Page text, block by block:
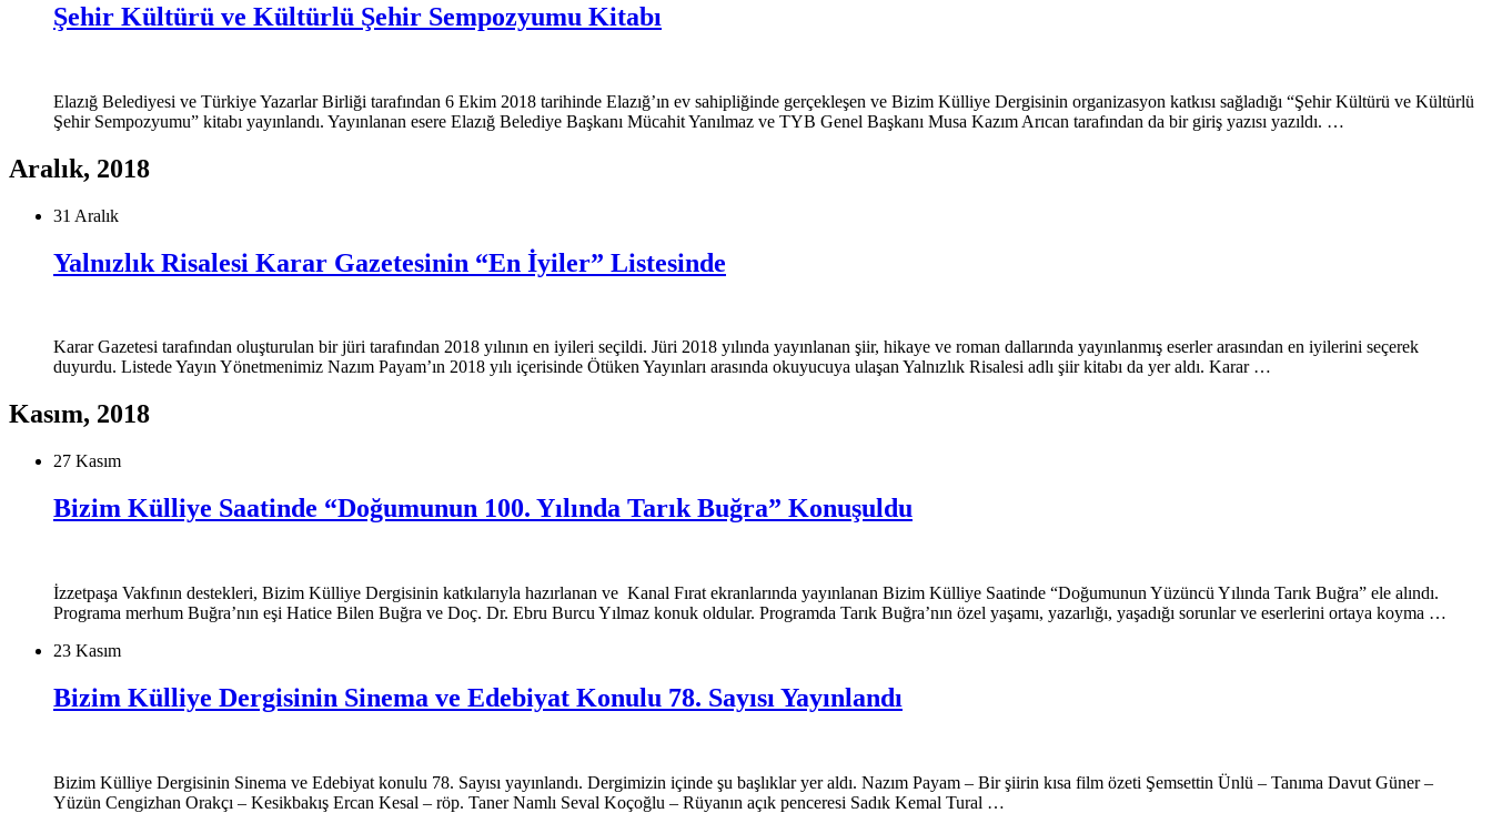
Şehir Kültürü ve Kültürlü Şehir Sempozyumu Kitabı
Elazığ Belediyesi ve Türkiye Yazarlar Birliği tarafından 6 Ekim 2018 tarihinde Elazığ’ın ev sahipliğinde gerçekleşen ve Bizim Külliye Dergisinin organizasyon katkısı sağladığı “Şehir Kültürü ve Kültürlü
Şehir Sempozyumu” kitabı yayınlandı. Yayınlanan esere Elazığ Belediye Başkanı Mücahit Yanılmaz ve TYB Genel Başkanı Musa Kazım Arıcan tarafından da bir giriş yazısı yazıldı. …
Aralık, 2018
31 Aralık
Yalnızlık Risalesi Karar Gazetesinin “En İyiler” Listesinde
Karar Gazetesi tarafından oluşturulan bir jüri tarafından 2018 yılının en iyileri seçildi. Jüri 2018 yılında yayınlanan şiir, hikaye ve roman dallarında yayınlanmış eserler arasından en iyilerini seçerek
duyurdu. Listede Yayın Yönetmenimiz Nazım Payam’ın 2018 yılı içerisinde Ötüken Yayınları arasında okuyucuya ulaşan Yalnızlık Risalesi adlı şiir kitabı da yer aldı. Karar …
Kasım, 2018
27 Kasım
Bizim Külliye Saatinde “Doğumunun 100. Yılında Tarık Buğra” Konuşuldu
İzzetpaşa Vakfının destekleri, Bizim Külliye Dergisinin katkılarıyla hazırlanan ve Kanal Fırat ekranlarında yayınlanan Bizim Külliye Saatinde “Doğumunun Yüzüncü Yılında Tarık Buğra” ele alındı.
Programa merhum Buğra’nın eşi Hatice Bilen Buğra ve Doç. Dr. Ebru Burcu Yılmaz konuk oldular. Programda Tarık Buğra’nın özel yaşamı, yazarlığı, yaşadığı sorunlar ve eserlerini ortaya koyma …
23 Kasım
Bizim Külliye Dergisinin Sinema ve Edebiyat Konulu 78. Sayısı Yayınlandı
Bizim Külliye Dergisinin Sinema ve Edebiyat konulu 78. Sayısı yayınlandı. Dergimizin içinde şu başlıklar yer aldı. Nazım Payam – Bir şiirin kısa film özeti Şemsettin Ünlü – Tanıma Davut Güner –
Yüzün Cengizhan Orakçı – Kesikbakış Ercan Kesal – röp. Taner Namlı Seval Koçoğlu – Rüyanın açık penceresi Sadık Kemal Tural …